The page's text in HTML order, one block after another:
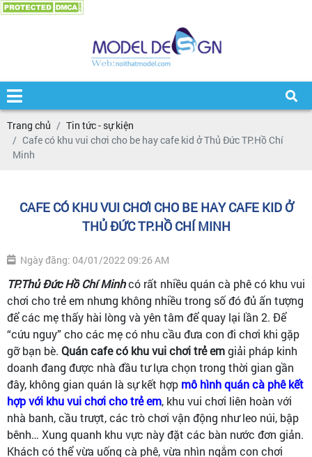
Trang chủ
Tin tức - sự kiện
Cafe có khu vui chơi cho be hay cafe kid ở Thủ Đức TP.Hồ Chí
Minh
CAFE CÓ KHU VUI CHƠI CHO BE HAY CAFE KID Ở
THỦ ĐỨC TP.HỒ CHÍ MINH
Ngày đăng: 04/01/2022 09:26 AM
TP.Thủ Đức Hồ Chí Minhcó rất nhiều quán cà phê có khu vui
chơi cho trẻ em nhưng không nhiều trong số đó đủ ấn tượng
để các mẹ thấy hài lòng và yên tâm để quay lại lần 2. Để
“cứu nguy” cho các mẹ có nhu cầu đưa con đi chơi khi gặp
gỡ bạn bè. Quán cafe có khu vui chơi trẻ emgiải pháp kinh
doanh đang được nhà đầu tư lựa chọn trong thời gian gần
đây, không gian quán là sự kết hợp mô hình quán cà phê kết
hợp với khu vui chơi cho trẻ em, khu vui chơi liên hoàn với
nhà banh, cầu trượt, các trò chơi vận động như leo núi, bập
bênh… Xung quanh khu vực này đặt các bàn nước đơn giản.
Khách có thể vừa uống cà phê, vừa nhìn ngắm con chơi